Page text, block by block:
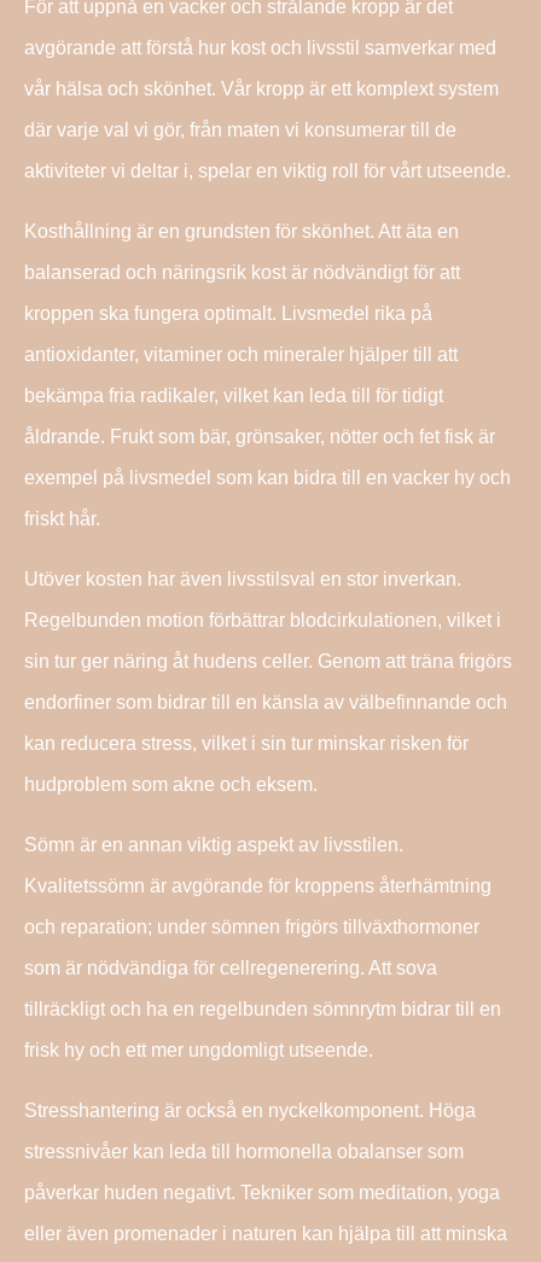
För att uppnå en vacker och strålande kropp är det
avgörande att förstå hur kost och livsstil samverkar med
vår hälsa och skönhet. Vår kropp är ett komplext system
där varje val vi gör, från maten vi konsumerar till de
aktiviteter vi deltar i, spelar en viktig roll för vårt utseende.
Kosthållning är en grundsten för skönhet. Att äta en
balanserad och näringsrik kost är nödvändigt för att
kroppen ska fungera optimalt. Livsmedel rika på
antioxidanter, vitaminer och mineraler hjälper till att
bekämpa fria radikaler, vilket kan leda till för tidigt
åldrande. Frukt som bär, grönsaker, nötter och fet fisk är
exempel på livsmedel som kan bidra till en vacker hy och
friskt hår.
Utöver kosten har även livsstilsval en stor inverkan.
Regelbunden motion förbättrar blodcirkulationen, vilket i
sin tur ger näring åt hudens celler. Genom att träna frigörs
endorfiner som bidrar till en känsla av välbefinnande och
kan reducera stress, vilket i sin tur minskar risken för
hudproblem som akne och eksem.
Sömn är en annan viktig aspekt av livsstilen.
Kvalitetssömn är avgörande för kroppens återhämtning
och reparation; under sömnen frigörs tillväxthormoner
som är nödvändiga för cellregenerering. Att sova
tillräckligt och ha en regelbunden sömnrytm bidrar till en
frisk hy och ett mer ungdomligt utseende.
Stresshantering är också en nyckelkomponent. Höga
stressnivåer kan leda till hormonella obalanser som
påverkar huden negativt. Tekniker som meditation, yoga
eller även promenader i naturen kan hjälpa till att minska